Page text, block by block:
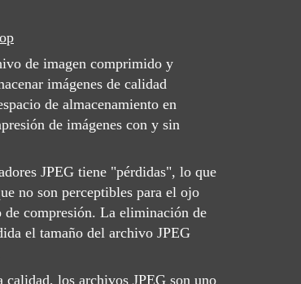
de imagen comprimido y
imágenes de calidad
de almacenamiento en
de imágenes con y sin
JPEG tiene "pérdidas", lo que
no son perceptibles para el ojo
de compresión. La eliminación de
el tamaño del archivo JPEG
los archivos JPEG son uno